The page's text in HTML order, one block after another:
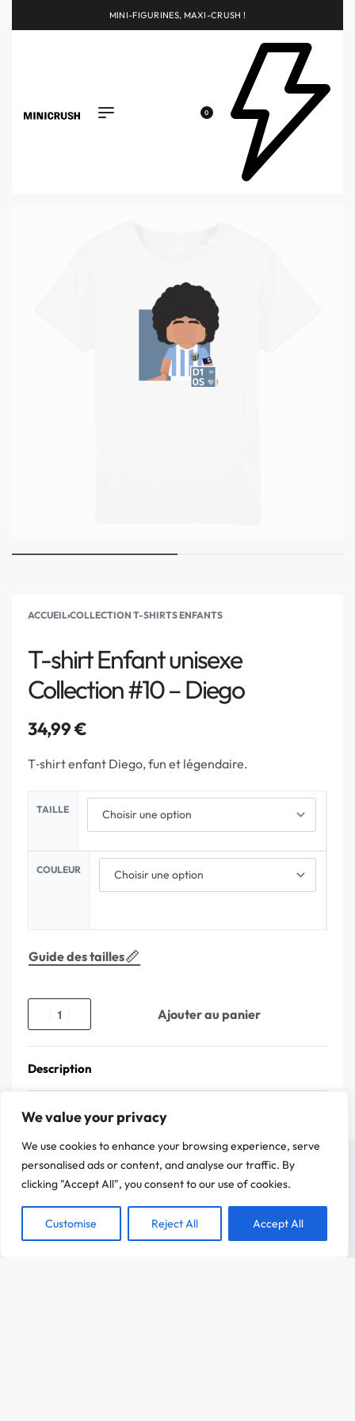
We value your privacy
We use cookies to enhance your browsing experience, serve
personalised ads or content, and analyse our traffic. By
clicking "Accept All", you consent to our use of cookies.
Customise Reject All Accept All
MINI-FIGURINES, MAXI-CRUSH !
0
ACCUEIL›COLLECTION T-SHIRTS ENFANTS
T-shirt Enfant unisexe
Collection #10 – Diego
34,99€
T‑shirt enfant Diego, fun et légendaire.
TAILLE
COULEUR
Guide des tailles
Ajouter au panier
Description
On a attendu d'être sûr que le contenu de notre site vous intéresse avant de
C'est OK pour vous ?
ACCEPTER